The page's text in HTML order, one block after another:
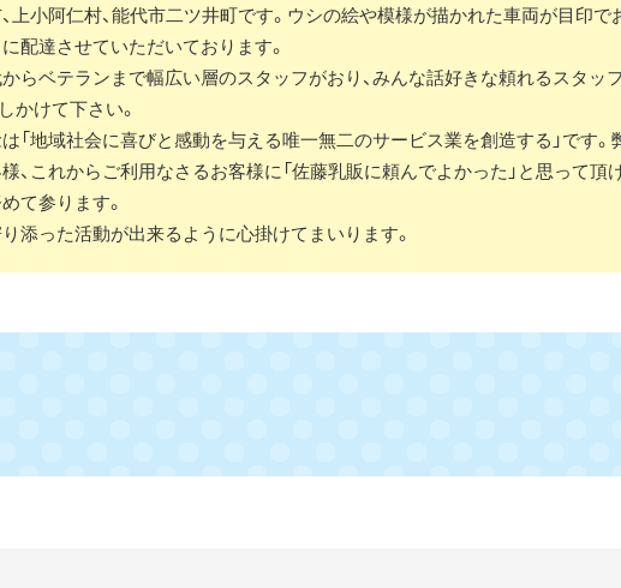
上小阿仁村、能代市二ツ井町です。ウシの絵や模様が描かれた車両が目印で
配達させていただいております。
らベテランまで幅広い層のスタッフがおり、みんな話好きな頼れるスタッ
かけて下さい。
「地域社会に喜びと感動を与える唯一無二のサービス業を創造する」です。
、これからご利用なさるお客様に「佐藤乳販に頼んでよかった」と思って頂
て参ります。
添った活動が出来るように心掛けてまいります。